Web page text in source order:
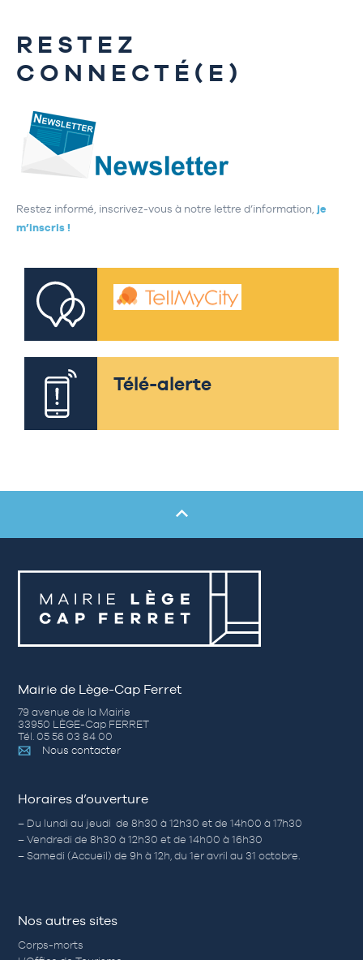
RESTEZ
CONNECTÉ(E)
Restez informé, inscrivez-vous à notre lettre d’information, je
m’inscris !
Télé-alerte
Mairie de Lège-Cap Ferret
79 avenue de la Mairie
33950 LÈGE-Cap FERRET
Tél. 05 56 03 84 00
Nous contacter
Horaires d’ouverture
– Du lundi au jeudi de 8h30 à 12h30 et de 14h00 à 17h30
– Vendredi de 8h30 à 12h30 et de 14h00 à 16h30
– Samedi (Accueil) de 9h à 12h, du 1er avril au 31 octobre.
Nos autres sites
Corps-morts